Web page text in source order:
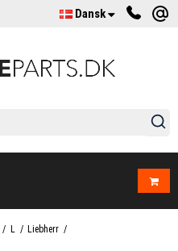
Dansk
/ L / Liebherr /